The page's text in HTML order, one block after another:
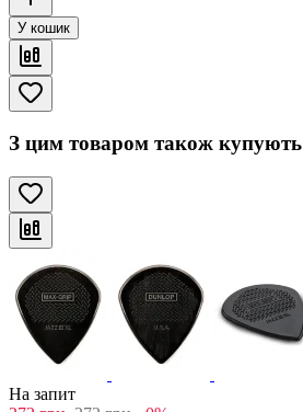
У кошик
З цим товаром також купують
На запит